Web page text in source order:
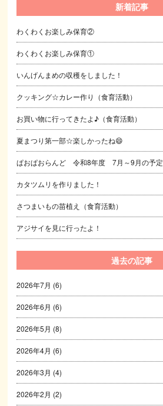
新着記事
わくわくお楽しみ保育②
わくわくお楽しみ保育①
いんげんまめの収穫をしました！
クッキング☆カレー作り（食育活動）
お買い物に行ってきたよ♪（食育活動）
夏まつり第一部☆楽しかったね😄
ぱおぱおらんど 令和8年度 7月～9月の予定
カタツムリを作りました！
さつまいもの苗植え（食育活動）
アジサイを見に行ったよ！
過去の記事
2026年7月 (6)
2026年6月 (6)
2026年5月 (8)
2026年4月 (6)
2026年3月 (4)
2026年2月 (2)